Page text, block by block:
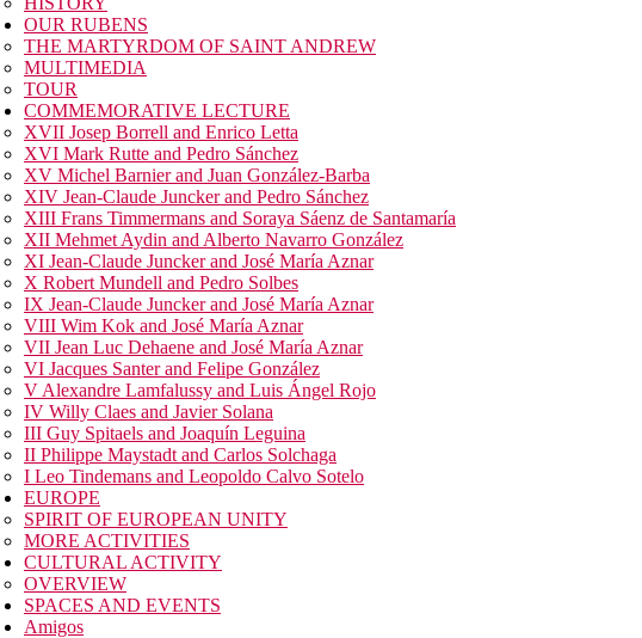
OUR RUBENS
THE MARTYRDOM OF SAINT ANDREW
MULTIMEDIA
TOUR
COMMEMORATIVE LECTURE
XVII Josep Borrell and Enrico Letta
XVI Mark Rutte and Pedro Sánchez
XV Michel Barnier and Juan González-Barba
XIV Jean-Claude Juncker and Pedro Sánchez
XIII Frans Timmermans and Soraya Sáenz de Santamaría
XII Mehmet Aydin and Alberto Navarro González
XI Jean-Claude Juncker and José María Aznar
X Robert Mundell and Pedro Solbes
IX Jean-Claude Juncker and José María Aznar
VIII Wim Kok and José María Aznar
VII Jean Luc Dehaene and José María Aznar
VI Jacques Santer and Felipe González
V Alexandre Lamfalussy and Luis Ángel Rojo
IV Willy Claes and Javier Solana
III Guy Spitaels and Joaquín Leguina
II Philippe Maystadt and Carlos Solchaga
I Leo Tindemans and Leopoldo Calvo Sotelo
EUROPE
SPIRIT OF EUROPEAN UNITY
MORE ACTIVITIES
CULTURAL ACTIVITY
OVERVIEW
SPACES AND EVENTS
Amigos